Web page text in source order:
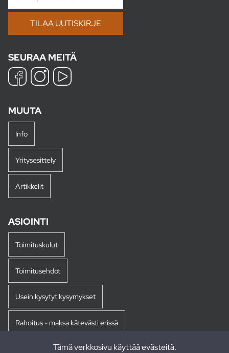
SEURAA MEITÄ
MUUTA
Info
Yritysesittely
Artikkelit
ASIOINTI
Toimituskulut
Toimitusehdot
Usein kysytyt kysymykset
Rahoitus - maksa kätevästi erissä
Tämä verkkosivu käyttää evästeitä.